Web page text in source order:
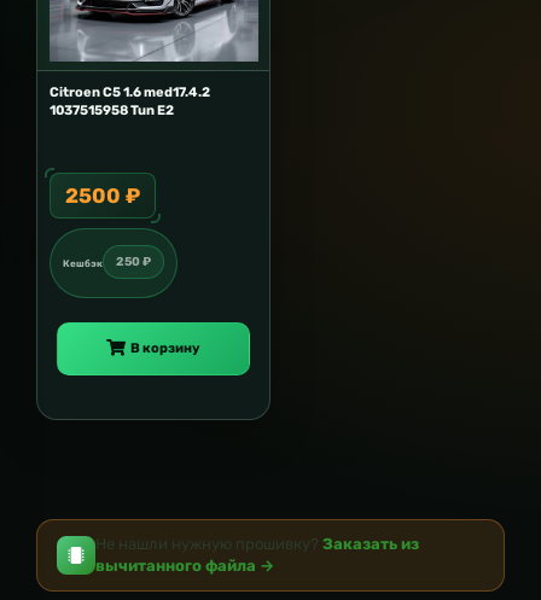
Citroen C5 1.6 med17.4.2
1037515958 Tun E2
2500 ₽
Кешбэк 250 ₽
В корзину
Не нашли нужную прошивку? Заказать из
вычитанного файла →